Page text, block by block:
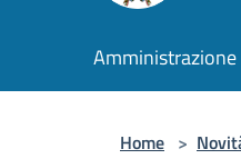
Amministrazione
Home >